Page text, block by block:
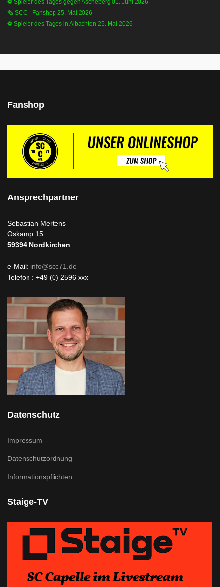
⚽️ Spieler des Tages gegen Ascheberg 01. Juni 2026
🗞 SCC - Fanshop 25. Mai 2026
⚽️ Spieler des Tages in Albachten 25. Mai 2026
Fanshop
Ansprechpartner
Sebastian Mertens
Oskamp 15
59394 Nordkirchen
e-Mail: info@scc71.de
Telefon : +49 (0) 2596 xxx
Datenschutz
Impressum
Datenschutzordnung
Informationspflichten
Staige-TV